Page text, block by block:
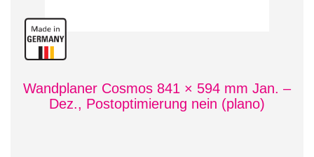
Wandplaner Cosmos 841 × 594 mm Jan. –
Dez., Postoptimierung nein (plano)